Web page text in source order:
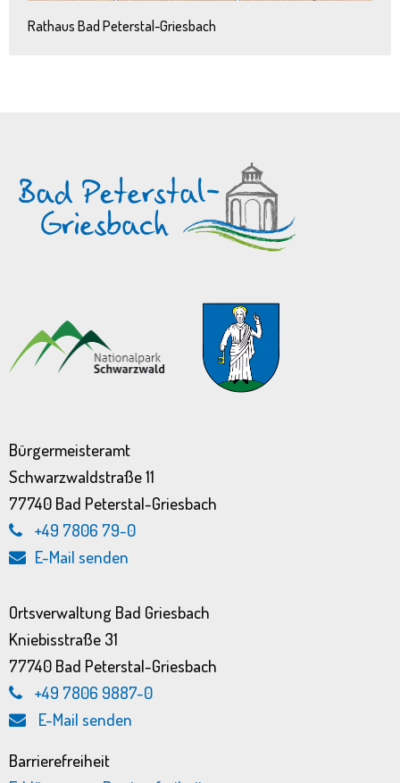
Rathaus Bad Peterstal-Griesbach
Bürgermeisteramt
Schwarzwaldstraße 11
77740 Bad Peterstal-Griesbach
+49 7806 79-0
E-Mail senden
Ortsverwaltung Bad Griesbach
Kniebisstraße 31
77740 Bad Peterstal-Griesbach
+49 7806 9887-0
E-Mail senden
Barrierefreiheit